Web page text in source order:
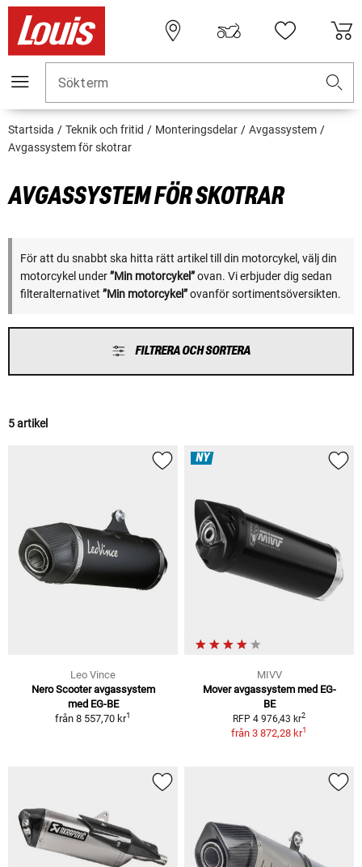
Sökterm
Startsida Teknik och fritid Monteringsdelar
Avgassystem
Avgassystem för skotrar
AVGASSYSTEM FÖR SKOTRAR
För att du snabbt ska hitta rätt artikel till din motorcykel, välj din
motorcykel under”Min motorcykel”ovan. Vi erbjuder dig sedan
filteralternativet ”Min motorcykel”ovanför sortimentsöversikten.
FILTRERA OCH SORTERA
5 artikel
Leo Vince
Nero Scooter avgassystem
med EG-BE
från 8 557,70 kr1
NY
MIVV
Mover avgassystem med EG-
BE
RFP 4 976,43 kr2
från 3 872,28 kr1